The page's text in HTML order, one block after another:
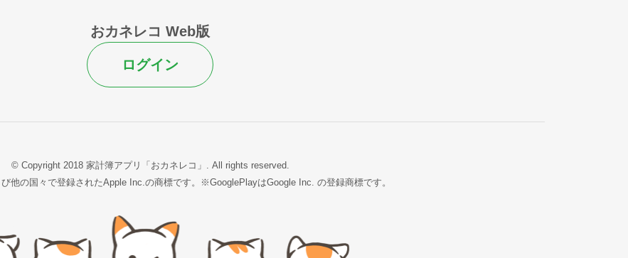
おカネレコ Web版
ログイン
© Copyright 2018 家計簿アプリ「おカネレコ」.
All rights reserved.
他の国々で登録されたApple Inc.の商標です。※GooglePlayはGoogle Inc. の登録商標です。